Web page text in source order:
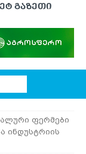
ფერმები
ინდუსტრიის